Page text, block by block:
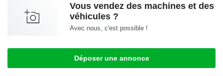
Vous vendez des machines et des
véhicules ?
Avec nous, c'est possible !
Déposer une annonce